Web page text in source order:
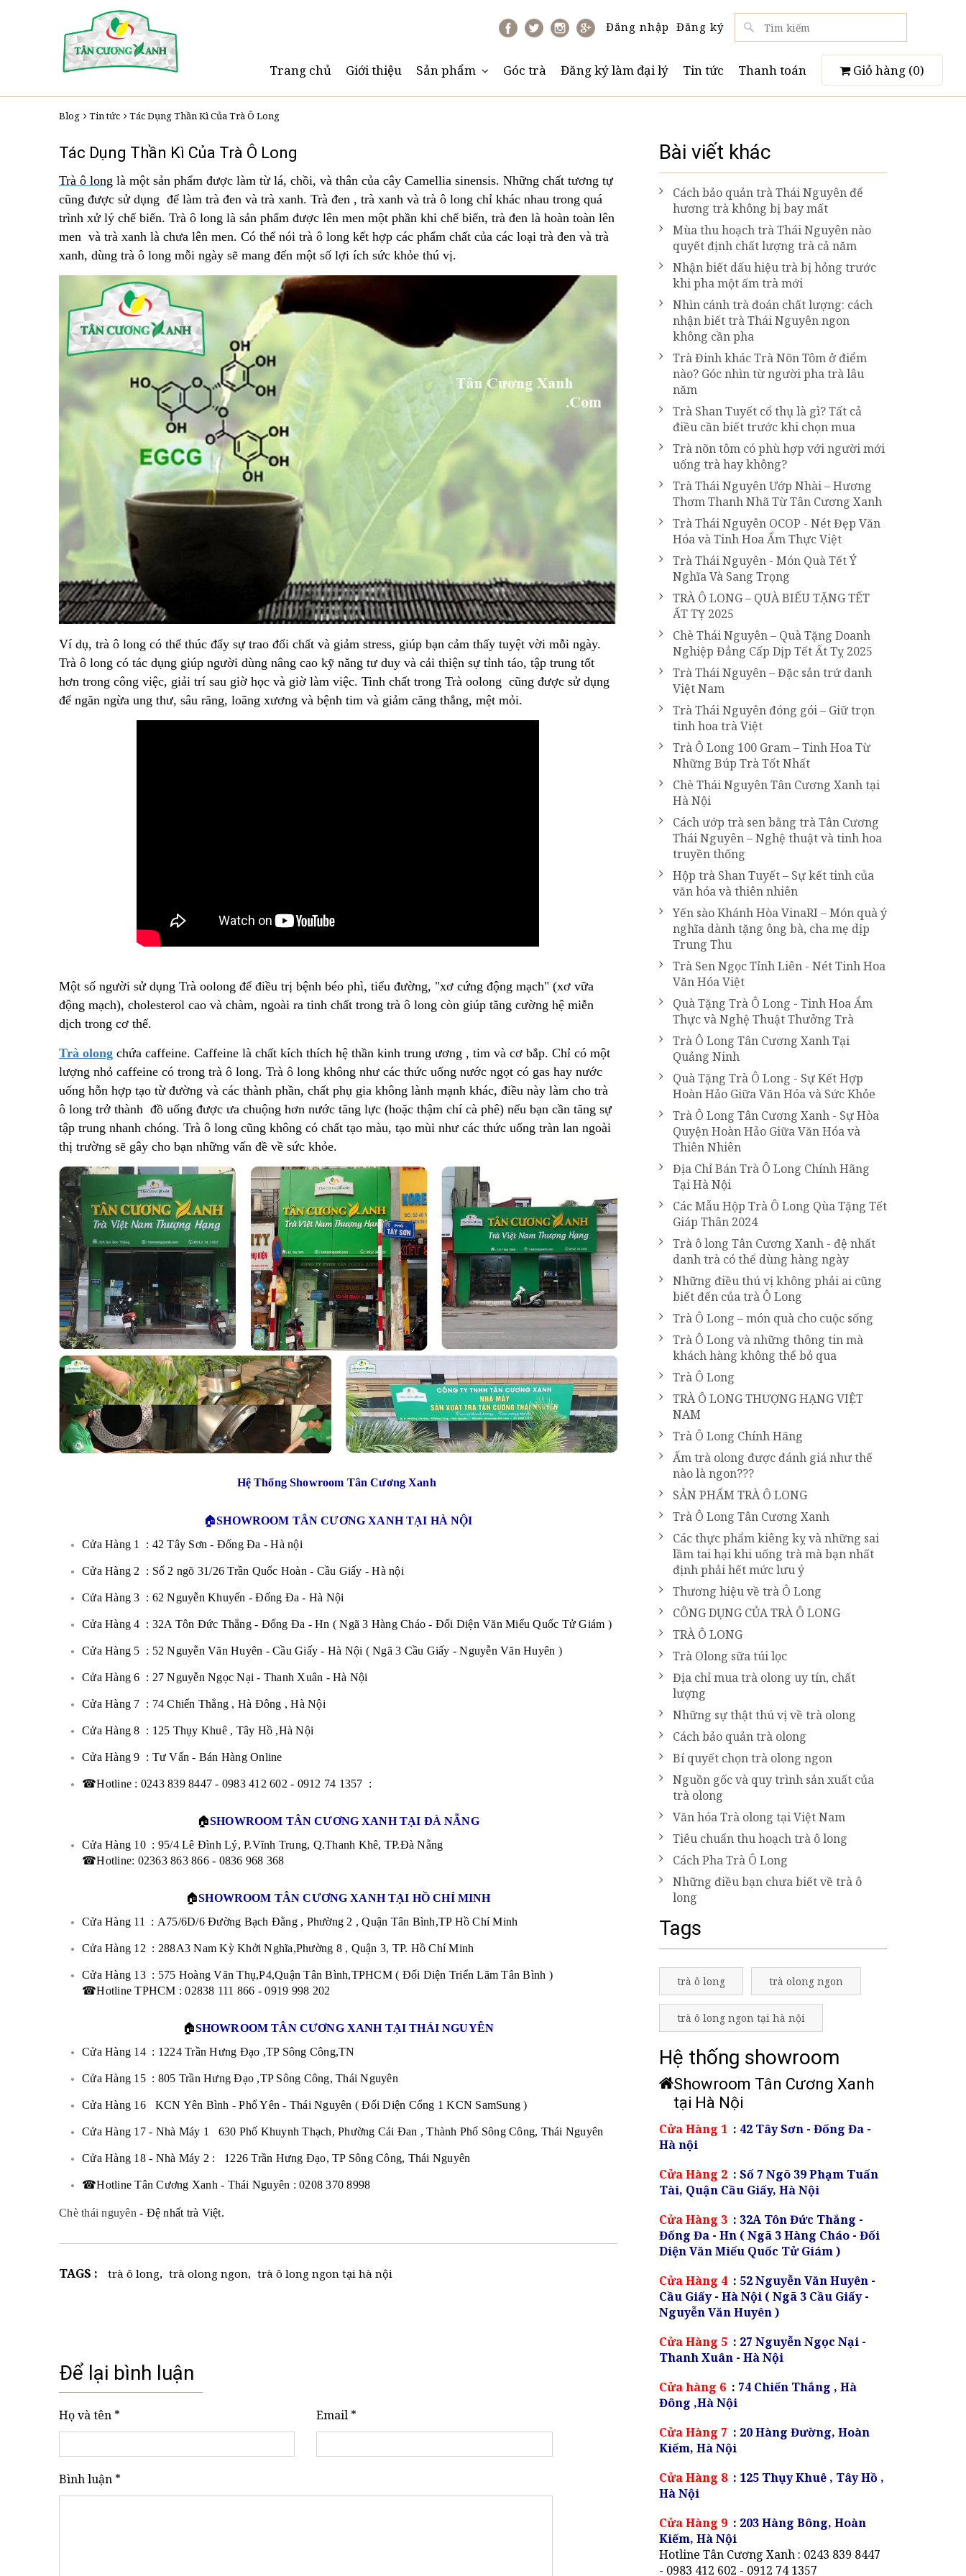
Đăng nhập Đăng ký
Trang chủ Giới thiệu Sản phẩm Góc trà Đăng ký làm đại lý Tin tức Thanh toán Giỏ hàng (0)
Blog Tin tức Tác Dụng Thần Kì Của Trà Ô Long
Tác Dụng Thần Kì Của Trà Ô Long
Trà ô long là một sản phẩm được làm từ lá, chồi, và thân của cây Camellia sinensis. Những chất tương tự
cũng được sử dụng để làm trà đen và trà xanh. Trà đen , trà xanh và trà ô long chỉ khác nhau trong quá
trình xử lý chế biến. Trà ô long là sản phẩm được lên men một phần khi chế biến, trà đen là hoàn toàn lên
men và trà xanh là chưa lên men. Có thể nói trà ô long kết hợp các phẩm chất của các loại trà đen và trà
xanh, dùng trà ô long mỗi ngày sẽ mang đến một số lợi ích sức khỏe thú vị.
Ví dụ, trà ô long có thể thúc đẩy sự trao đổi chất và giảm stress, giúp bạn cảm thấy tuyệt vời mỗi ngày.
Trà ô long có tác dụng giúp người dùng nâng cao kỹ năng tư duy và cải thiện sự tỉnh táo, tập trung tốt
hơn trong công việc, giải trí sau giờ học và giờ làm việc. Tinh chất trong Trà oolong cũng được sử dụng
để ngăn ngừa ung thư, sâu răng, loãng xương và bệnh tim và giảm căng thẳng, mệt mỏi.
Một số người sử dụng Trà oolong để điều trị bệnh béo phì, tiểu đường, "xơ cứng động mạch" (xơ vữa
động mạch), cholesterol cao và chàm, ngoài ra tinh chất trong trà ô long còn giúp tăng cường hệ miễn
dịch trong cơ thể.
Trà olong chứa caffeine. Caffeine là chất kích thích hệ thần kinh trung ương , tim và cơ bắp. Chỉ có một
lượng nhỏ caffeine có trong trà ô long. Trà ô long không như các thức uống nước ngọt có gas hay nước
uống hỗn hợp tạo từ đường và các thành phần, chất phụ gia không lành mạnh khác, điều này làm cho trà
ô long trở thành đồ uống được ưa chuộng hơn nước tăng lực (hoặc thậm chí cà phê) nếu bạn cần tăng sự
tập trung nhanh chóng. Trà ô long cũng không có chất tạo màu, tạo mùi như các thức uống tràn lan ngoài
thị trường sẽ gây cho bạn những vấn đề về sức khỏe.
Hệ Thống Showroom Tân Cương Xanh
🏠SHOWROOM TÂN CƯƠNG XANH TẠI HÀ NỘI
Cửa Hàng 1 : 42 Tây Sơn - Đống Đa - Hà nội
Cửa Hàng 2 : Số 2 ngõ 31/26 Trần Quốc Hoàn - Cầu Giấy - Hà nội
Cửa Hàng 3 : 62 Nguyễn Khuyến - Đống Đa - Hà Nội
Cửa Hàng 4 : 32A Tôn Đức Thắng - Đống Đa - Hn ( Ngã 3 Hàng Cháo - Đối Diện Văn Miếu Quốc Tử Giám )
Cửa Hàng 5 : 52 Nguyễn Văn Huyên - Cầu Giấy - Hà Nội ( Ngã 3 Cầu Giấy - Nguyễn Văn Huyên )
Cửa Hàng 6 : 27 Nguyễn Ngọc Nại - Thanh Xuân - Hà Nội
Cửa Hàng 7 : 74 Chiến Thắng , Hà Đông , Hà Nội
Cửa Hàng 8 : 125 Thụy Khuê , Tây Hồ ,Hà Nội
Cửa Hàng 9 : Tư Vấn - Bán Hàng Online
☎Hotline : 0243 839 8447 - 0983 412 602 - 0912 74 1357 :
🏠SHOWROOM TÂN CƯƠNG XANH TẠI ĐÀ NẴNG
Cửa Hàng 10 : 95/4 Lê Đình Lý, P.Vĩnh Trung, Q.Thanh Khê, TP.Đà Nẵng
☎Hotline: 02363 863 866 - 0836 968 368
🏠SHOWROOM TÂN CƯƠNG XANH TẠI HỒ CHÍ MINH
Cửa Hàng 11 : A75/6D/6 Đường Bạch Đằng , Phường 2 , Quận Tân Bình,TP Hồ Chí Minh
Cửa Hàng 12 : 288A3 Nam Kỳ Khởi Nghĩa,Phường 8 , Quận 3, TP. Hồ Chí Minh
Cửa Hàng 13 : 575 Hoàng Văn Thụ,P4,Quận Tân Bình,TPHCM ( Đối Diện Triển Lãm Tân Bình )
☎Hotline TPHCM : 02838 111 866 - 0919 998 202
🏠SHOWROOM TÂN CƯƠNG XANH TẠI THÁI NGUYÊN
Cửa Hàng 14 : 1224 Trần Hưng Đạo ,TP Sông Công,TN
Cửa Hàng 15 : 805 Trần Hưng Đạo ,TP Sông Công, Thái Nguyên
Cửa Hàng 16 KCN Yên Bình - Phổ Yên - Thái Nguyên ( Đối Diện Cổng 1 KCN SamSung )
Cửa Hàng 17 - Nhà Máy 1 630 Phố Khuynh Thạch, Phường Cải Đan , Thành Phố Sông Công, Thái Nguyên
Cửa Hàng 18 - Nhà Máy 2 : 1226 Trần Hưng Đạo, TP Sông Công, Thái Nguyên
☎Hotline Tân Cương Xanh - Thái Nguyên : 0208 370 8998
Chè thái nguyên- Đệ nhất trà Việt.
TAGS : trà ô long, trà olong ngon, trà ô long ngon tại hà nội
Để lại bình luận
Họ và tên * Email *
Bình luận *
Bài viết khác
Cách bảo quản trà Thái Nguyên để
hương trà không bị bay mất
Mùa thu hoạch trà Thái Nguyên nào
quyết định chất lượng trà cả năm
Nhận biết dấu hiệu trà bị hỏng trước
khi pha một ấm trà mới
Nhìn cánh trà đoán chất lượng: cách
nhận biết trà Thái Nguyên ngon
không cần pha
Trà Đinh khác Trà Nõn Tôm ở điểm
nào? Góc nhìn từ người pha trà lâu
năm
Trà Shan Tuyết cổ thụ là gì? Tất cả
điều cần biết trước khi chọn mua
Trà nõn tôm có phù hợp với người mới
uống trà hay không?
Trà Thái Nguyên Ướp Nhài – Hương
Thơm Thanh Nhã Từ Tân Cương Xanh
Trà Thái Nguyên OCOP - Nét Đẹp Văn
Hóa và Tinh Hoa Ẩm Thực Việt
Trà Thái Nguyên - Món Quà Tết Ý
Nghĩa Và Sang Trọng
TRÀ Ô LONG – QUÀ BIẾU TẶNG TẾT
ẤT TỴ 2025
Chè Thái Nguyên – Quà Tặng Doanh
Nghiệp Đẳng Cấp Dịp Tết Ất Tỵ 2025
Trà Thái Nguyên – Đặc sản trứ danh
Việt Nam
Trà Thái Nguyên đóng gói – Giữ trọn
tinh hoa trà Việt
Trà Ô Long 100 Gram – Tinh Hoa Từ
Những Búp Trà Tốt Nhất
Chè Thái Nguyên Tân Cương Xanh tại
Hà Nội
Cách ướp trà sen bằng trà Tân Cương
Thái Nguyên – Nghệ thuật và tinh hoa
truyền thống
Hộp trà Shan Tuyết – Sự kết tinh của
văn hóa và thiên nhiên
Yến sào Khánh Hòa VinaRI – Món quà ý
nghĩa dành tặng ông bà, cha mẹ dịp
Trung Thu
Trà Sen Ngọc Tỉnh Liên - Nét Tinh Hoa
Văn Hóa Việt
Quà Tặng Trà Ô Long - Tinh Hoa Ẩm
Thực và Nghệ Thuật Thưởng Trà
Trà Ô Long Tân Cương Xanh Tại
Quảng Ninh
Quà Tặng Trà Ô Long - Sự Kết Hợp
Hoàn Hảo Giữa Văn Hóa và Sức Khỏe
Trà Ô Long Tân Cương Xanh - Sự Hòa
Quyện Hoàn Hảo Giữa Văn Hóa và
Thiên Nhiên
Địa Chỉ Bán Trà Ô Long Chính Hãng
Tại Hà Nội
Các Mẫu Hộp Trà Ô Long Qùa Tặng Tết
Giáp Thân 2024
Trà ô long Tân Cương Xanh - đệ nhất
danh trà có thể dùng hàng ngày
Những điều thú vị không phải ai cũng
biết đến của trà Ô Long
Trà Ô Long – món quà cho cuộc sống
Trà Ô Long và những thông tin mà
khách hàng không thể bỏ qua
Trà Ô Long
TRÀ Ô LONG THƯỢNG HẠNG VIỆT
NAM
Trà Ô Long Chính Hãng
Ấm trà olong được đánh giá như thế
nào là ngon???
SẢN PHẨM TRÀ Ô LONG
Trà Ô Long Tân Cương Xanh
Các thực phẩm kiêng kỵ và những sai
lầm tai hại khi uống trà mà bạn nhất
định phải hết mức lưu ý
Thương hiệu về trà Ô Long
CÔNG DỤNG CỦA TRÀ Ô LONG
TRÀ Ô LONG
Trà Olong sữa túi lọc
Địa chỉ mua trà olong uy tín, chất
lượng
Những sự thật thú vị về trà olong
Cách bảo quản trà olong
Bí quyết chọn trà olong ngon
Nguồn gốc và quy trình sản xuất của
trà olong
Văn hóa Trà olong tại Việt Nam
Tiêu chuẩn thu hoạch trà ô long
Cách Pha Trà Ô Long
Những điều bạn chưa biết về trà ô
long
Tags
trà ô long trà olong ngon
trà ô long ngon tại hà nội
Hệ thống showroom
Showroom Tân Cương Xanh
tại Hà Nội
Cửa Hàng 1 : 42 Tây Sơn - Đống Đa -
Hà nội
Cửa Hàng 2 : Số 7 Ngõ 39 Phạm Tuấn
Tài, Quận Cầu Giấy, Hà Nội
Cửa Hàng 3 : 32A Tôn Đức Thắng -
Đống Đa - Hn ( Ngã 3 Hàng Cháo - Đối
Diện Văn Miếu Quốc Tử Giám )
Cửa Hàng 4 : 52 Nguyễn Văn Huyên -
Cầu Giấy - Hà Nội ( Ngã 3 Cầu Giấy -
Nguyễn Văn Huyên )
Cửa Hàng 5 : 27 Nguyễn Ngọc Nại -
Thanh Xuân - Hà Nội
Cửa hàng 6 : 74 Chiến Thắng , Hà
Đông ,Hà Nội
Cửa Hàng 7 : 20 Hàng Đường, Hoàn
Kiếm, Hà Nội
Cửa Hàng 8 : 125 Thụy Khuê , Tây Hồ ,
Hà Nội
Cửa Hàng 9 : 203 Hàng Bông, Hoàn
Kiếm, Hà Nội
Hotline Tân Cương Xanh : 0243 839 8447
- 0983 412 602 - 0912 74 1357